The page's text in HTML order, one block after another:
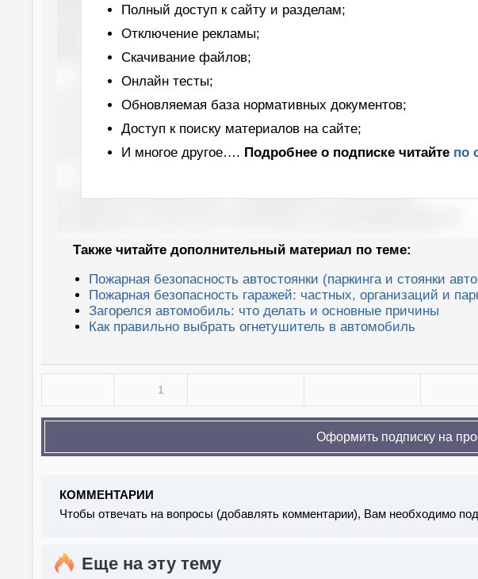
Полный доступ к сайту и разделам;
Отключение рекламы;
Скачивание файлов;
Онлайн тесты;
Обновляемая база нормативных документов;
Доступ к поиску материалов на сайте;
И многое другое…. Подробнее о подписке читайте по
Также читайте дополнительный материал по теме:
Пожарная безопасность автостоянки (паркинга и стоянки
Пожарная безопасность гаражей: частных, организаций и
Загорелся автомобиль: что делать и основные причины
Как правильно выбрать огнетушитель в автомобиль
1
Оформить подписку на
КОММЕНТАРИИ
Чтобы отвечать на вопросы (добавлять комментарии), Вам необходимо
Еще на эту тему